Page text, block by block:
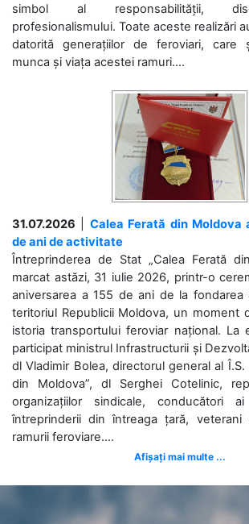
simbol al responsabilității,
profesionalismului. Toate aceste realizări
datorită generațiilor de feroviari, care
munca și viața acestei ramuri....
31.07.2026
Calea Ferată din Moldova
de ani de activitate
Întreprinderea de Stat „Calea Ferată
marcat astăzi, 31 iulie 2026, printr-o
aniversarea a 155 de ani de la fondarea
teritoriul Republicii Moldova, un moment
istoria transportului feroviar național. La
participat ministrul Infrastructurii și
dl Vladimir Bolea, directorul general al Î.S.
din Moldova”, dl Serghei Cotelinic,
organizațiilor sindicale, conducători ai
întreprinderii din întreaga țară, veterani
ramurii feroviare....
Afișați mai multe ...